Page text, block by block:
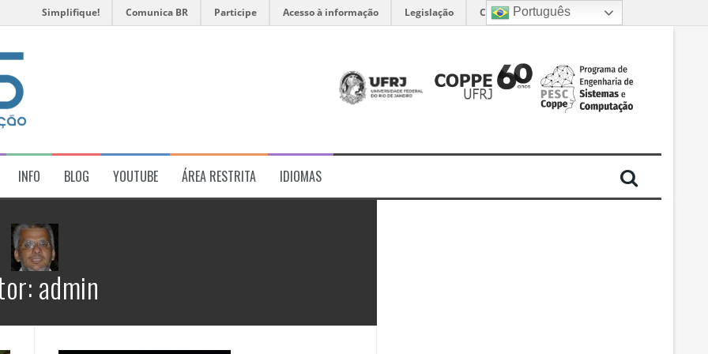
Simplifique! Comunica BR Participe Acesso à informação Legislação Canais
INFO BLOG YOUTUBE ÁREA RESTRITA IDIOMAS
admin
Português